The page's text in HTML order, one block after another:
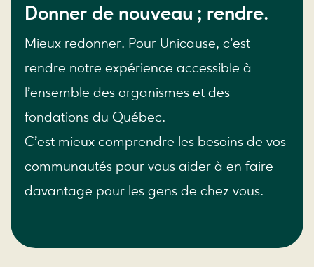
Donner de nouveau ; rendre.
Mieux redonner. Pour Unicause, c’est
rendre notre expérience accessible à
l’ensemble des organismes et des
fondations du Québec.
C’est mieux comprendre les besoins de vos
communautés pour vous aider à en faire
davantage pour les gens de chez vous.